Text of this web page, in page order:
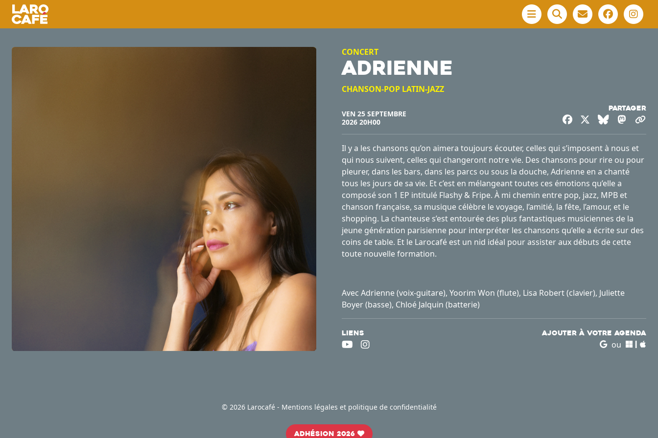
Menu
CONCERT
ADRIENNE
CHANSON-POP LATIN-JAZZ
VEN 25 SEPTEMBRE
2026 20H00
Partager
FacebookBluesky
Il y a les chansons qu’on aimera toujours écouter, celles qui s’imposent à nous et
qui nous suivent, celles qui changeront notre vie. Des chansons pour rire ou pour
pleurer, dans les bars, dans les parcs ou sous la douche, Adrienne en a chanté
tous les jours de sa vie. Et c’est en mélangeant toutes ces émotions qu’elle a
composé son 1 EP intitulé Flashy & Fripe. À mi chemin entre pop, jazz, MPB et
chanson française, sa musique célèbre le voyage, l’amitié, la fête, l’amour, et le
shopping. La chanteuse s’est entourée des plus fantastiques musiciennes de la
jeune génération parisienne pour interpréter les chansons qu’elle a écrite sur des
coins de table. Et le Larocafé est un nid idéal pour assister aux débuts de cette
toute nouvelle formation.
Avec Adrienne (voix-guitare), Yoorim Won (flute), Lisa Robert (clavier), Juliette
Boyer (basse), Chloé Jalquin (batterie)
Liens Ajouter à votre agenda
ou
© 2026 Larocafé - Mentions légales et politique de confidentialité
Adhésion 2026